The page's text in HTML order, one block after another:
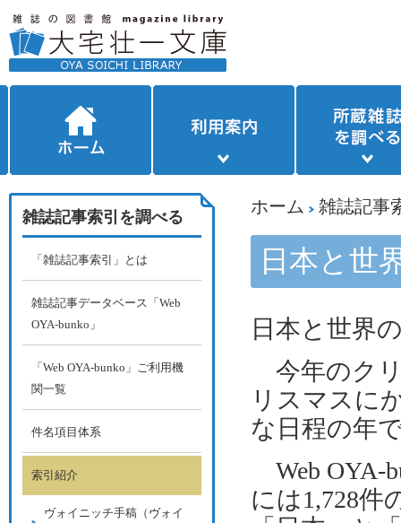
ホーム 雑誌記事
日本と世
日本と世界
今年のク
リスマスに
な日程の年
Web OYA-
には1,728件
雑誌記事索引を調べる
「雑誌記事索引」とは
雑誌記事データベース「Web
OYA-bunko」
「Web OYA-bunko」ご利用機
関一覧
件名項目体系
索引紹介
ヴォイニッチ手稿（ヴォイ